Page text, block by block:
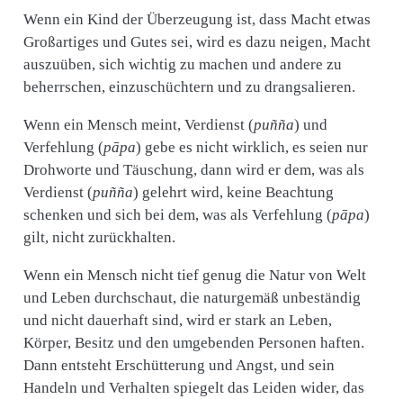
Wenn ein Kind der Überzeugung ist, dass Macht etwas
Großartiges und Gutes sei, wird es dazu neigen, Macht
auszuüben, sich wichtig zu machen und andere zu
beherrschen, einzuschüchtern und zu drangsalieren.
Wenn ein Mensch meint, Verdienst (puñña) und
Verfehlung (pāpa) gebe es nicht wirklich, es seien nur
Drohworte und Täuschung, dann wird er dem, was als
Verdienst (puñña) gelehrt wird, keine Beachtung
schenken und sich bei dem, was als Verfehlung (pāpa)
gilt, nicht zurückhalten.
Wenn ein Mensch nicht tief genug die Natur von Welt
und Leben durchschaut, die naturgemäß unbeständig
und nicht dauerhaft sind, wird er stark an Leben,
Körper, Besitz und den umgebenden Personen haften.
Dann entsteht Erschütterung und Angst, und sein
Handeln und Verhalten spiegelt das Leiden wider, das